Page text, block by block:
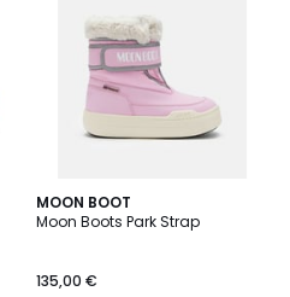
MOON BOOT
Moon Boots Park Strap
135,00 €